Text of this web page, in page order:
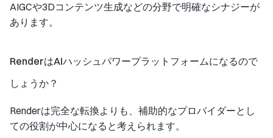
AIGCや3Dコンテンツ生成などの分野で明確なシナジーが
あります。
RenderはAIハッシュパワープラットフォームになるので
しょうか？
Renderは完全な転換よりも、補助的なプロバイダーとし
ての役割が中心になると考えられます。